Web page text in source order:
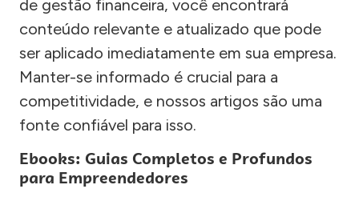
de gestão financeira, você encontrará
conteúdo relevante e atualizado que pode
ser aplicado imediatamente em sua empresa.
Manter-se informado é crucial para a
competitividade, e nossos artigos são uma
fonte confiável para isso.
Ebooks: Guias Completos e Profundos
para Empreendedores